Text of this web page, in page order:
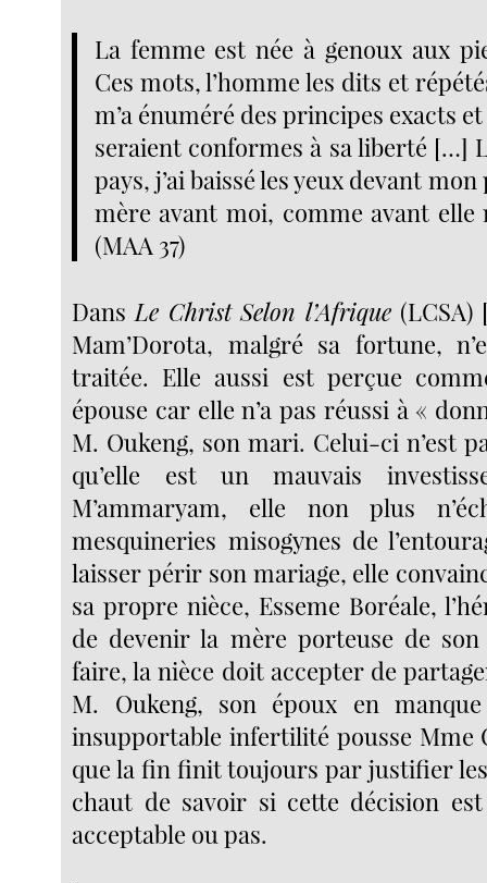
La femme est née à genoux aux
Ces mots, l’homme les dits et
m’a énuméré des principes exacts
seraient conformes à sa liberté […]
pays, j’ai baissé les yeux devant
mère avant moi, comme avant
(MAA 37)
DansLe Christ Selon l’Afrique (LCSA)
Mam’Dorota, malgré sa fortune,
traitée. Elle aussi est perçue
épouse car elle n’a pas réussi à «
M. Oukeng, son mari. Celui-ci n’est
qu’elle est un mauvais
M’ammaryam, elle non plus
mesquineries misogynes de
laisser périr son mariage, elle
sa propre nièce, Esseme Boréale,
de devenir la mère porteuse de
faire, la nièce doit accepter de
M. Oukeng, son époux en manque
insupportable infertilité pousse Mme
que la fin finit toujours par justifier
chaut de savoir si cette décision
acceptable ou pas.